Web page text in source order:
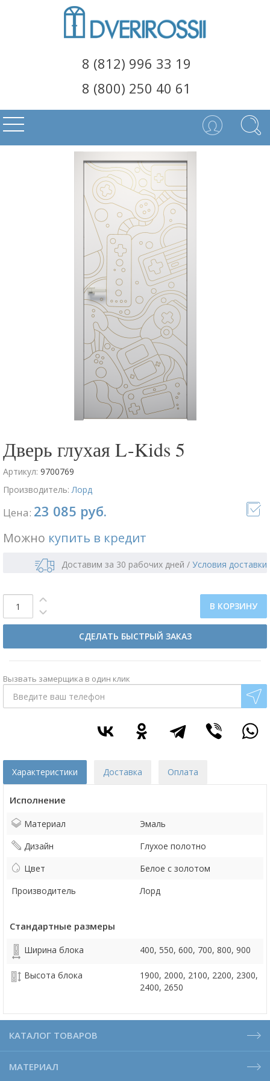
8 (812) 996 33 19
8 (800) 250 40 61
Дверь глухая L-Kids 5
Артикул: 9700769
Производитель:Лорд
Цена: 23 085 руб.
Можно купить в кредит
Доставим за 30 рабочих дней / Условия доставки
В КОРЗИНУ
СДЕЛАТЬ БЫСТРЫЙ ЗАКАЗ
Вызвать замерщика в один клик
Характеристики Доставка Оплата
Исполнение
Материал
Эмаль
Дизайн
Глухое полотно
Цвет
Белое с золотом
Производитель
Лорд
Стандартные размеры
Ширина блока 400, 550, 600, 700, 800, 900
Высота блока
1900, 2000, 2100, 2200, 2300,
2400, 2650
КАТАЛОГ ТОВАРОВ
МАТЕРИАЛ